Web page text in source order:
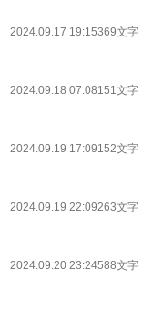
2024.09.17 19:15369文字
2024.09.18 07:08151文字
2024.09.19 17:09152文字
2024.09.19 22:09263文字
2024.09.20 23:24588文字